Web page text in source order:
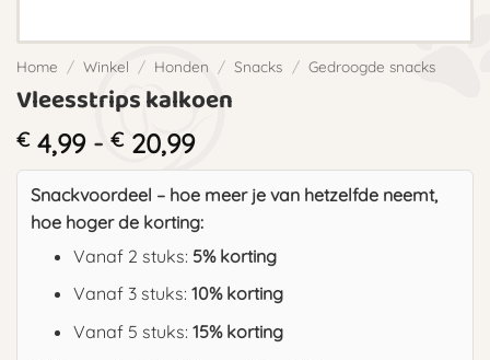
Home / Winkel / Honden / Snacks / Gedroogde snacks
Vleesstrips kalkoen
€4,99 - €20,99Prijsklasse:
€ 4,99
tot
€ 20,99
Snackvoordeel – hoe meer je van hetzelfde neemt,
hoe hoger de korting:
Vanaf 2 stuks: 5% korting
Vanaf 3 stuks: 10% korting
Vanaf 5 stuks: 15% korting